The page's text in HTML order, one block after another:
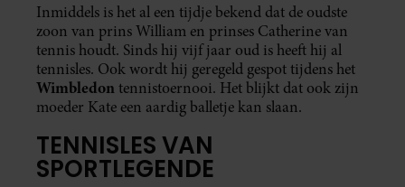
Inmiddels is het al een tijdje bekend dat de oudste
zoon van prins William en prinses Catherine van
tennis houdt. Sinds hij vijf jaar oud is heeft hij al
tennisles. Ook wordt hij geregeld gespot tijdens het
Wimbledon tennistoernooi. Het blijkt dat ook zijn
moeder Kate een aardig balletje kan slaan.
TENNISLES VAN
SPORTLEGENDE